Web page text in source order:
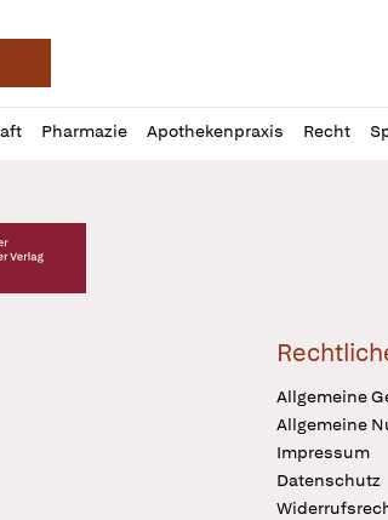
Pharmazie Apothekenpraxis Recht
Verlag Logo
Allgemeine
Allgemeine
Impressum
Datenschutz